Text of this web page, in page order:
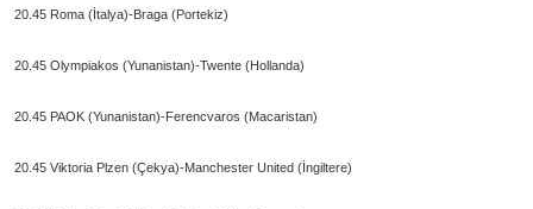
20.45 Roma (İtalya)-Braga (Portekiz)
20.45 Olympiakos (Yunanistan)-Twente (Hollanda)
20.45 PAOK (Yunanistan)-Ferencvaros (Macaristan)
20.45 Viktoria Plzen (Çekya)-Manchester United (İngiltere)